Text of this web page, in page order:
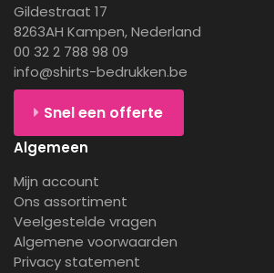
Gildestraat 17
8263AH Kampen, Nederland
00 32 2 788 98 09
info@shirts-bedrukken.be
Snel een offerte
Algemeen
Mijn account
Ons assortiment
Veelgestelde vragen
Algemene voorwaarden
Privacy statement